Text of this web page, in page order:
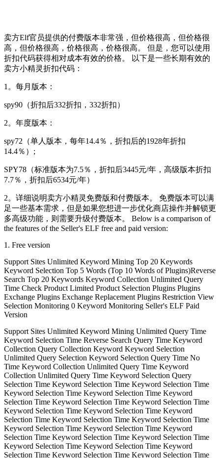
卖方Elf官员提供的付费版本非常强，但价格很高，但价格很
高，但价格很高，价格很高，价格很高。 但是，您可以使用
折扣代码获得相对成本有效的价格。 以下是一些长期有效的
卖方小精灵折扣代码：
1。每月版本：
spy90（折扣后332折扣，332折扣）
2。年度版本：
spy72（单人版本，每年14.4％，折扣后的1928年折扣
14.4％）;
SPY78（标准版本为7.5％，折扣后3445元/年，高级版本折扣
7.7％，折扣后6534元/年）
2。详细说明卖方小精灵免费版和付费版本。 免费版本可以满
足一些基本需求，但是如果您想进一步优化商店操作并解锁更
多高级功能，则需要升级付费版本。 Below is a comparison of
the features of the Seller's ELF free and paid version:
1. Free version
Support Sites Unlimited Keyword Mining Top 20 Keywords
Keyword Selection Top 5 Words (Top 10 Words of Plugins)Reverse
Search Top 20 Keywords Keyword Collection Unlimited Query
Time Check Product Limited Product Selection Plugins Plugins
Exchange Plugins Exchange Replacement Plugins Restriction View
Selection Monitoring 0 Keyword Monitoring Seller's ELF Paid
Version
Support Sites Unlimited Keyword Mining Unlimited Query Time
Keyword Selection Time Reverse Search Query Time Keyword
Collection Query Collection Keyword Keyword Selection
Unlimited Query Selection Keyword Selection Query Time No
Time Keyword Collection Unlimited Query Time Keyword
Collection Unlimited Query Time Keyword Selection Query
Selection Time Keyword Selection Time Keyword Selection Time
Keyword Selection Time Keyword Selection Time Keyword
Selection Time Keyword Selection Time Keyword Selection Time
Keyword Selection Time Keyword Selection Time Keyword
Selection Time Keyword Selection Time Keyword Selection Time
Keyword Selection Time Keyword Selection Time Keyword
Selection Time Keyword Selection Time Keyword Selection Time
Keyword Selection Time Keyword Selection Time Keyword
Selection Time Keyword Selection Time Keyword Selection Time